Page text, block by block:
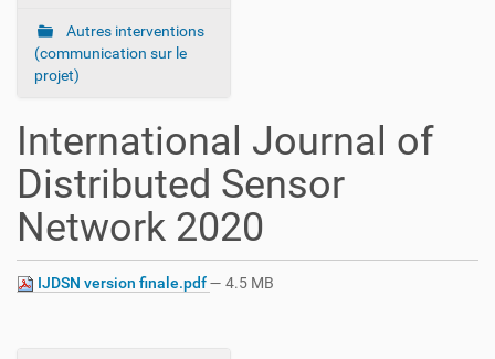
Autres interventions
(communication sur le
projet)
International Journal of
Distributed Sensor
Network 2020
IJDSN version finale.pdf— 4.5 MB